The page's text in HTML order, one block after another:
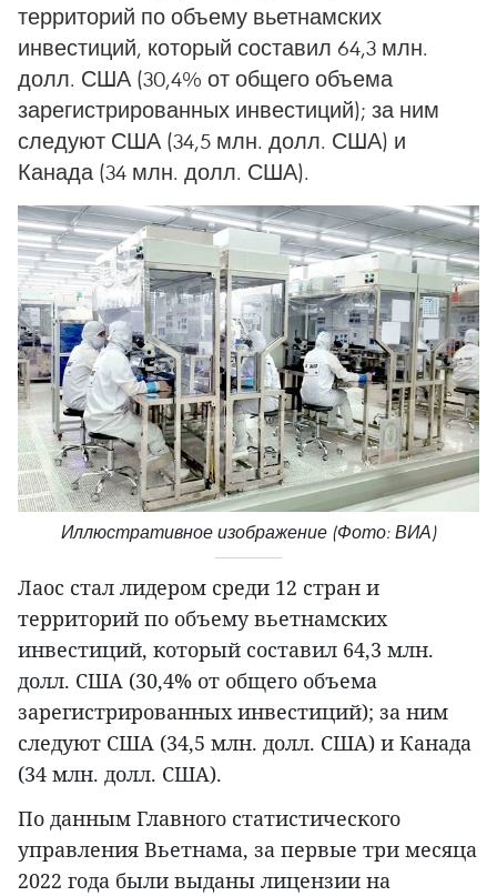
территорий по объему вьетнамских
инвестиций, который составил 64,3 млн.
долл. США (30,4% от общего объема
зарегистрированных инвестиций); за ним
следуют США (34,5 млн. долл. США) и
Канада (34 млн. долл. США).
Иллюстративное изображение (Фото: ВИА)
Лаос стал лидером среди 12 стран и
территорий по объему вьетнамских
инвестиций, который составил 64,3 млн.
долл. США (30,4% от общего объема
зарегистрированных инвестиций); за ним
следуют США (34,5 млн. долл. США) и Канада
(34 млн. долл. США).
По данным Главного статистического
управления Вьетнама, за первые три месяца
2022 года были выданы лицензии на